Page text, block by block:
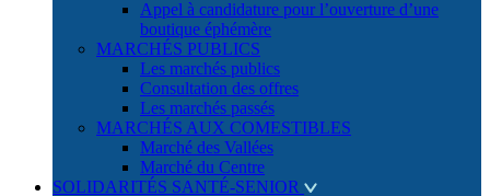
Appel à candidature pour l’ouverture d’une
boutique éphémère
MARCHÉS PUBLICS
Les marchés publics
Consultation des offres
Les marchés passés
MARCHÉS AUX COMESTIBLES
Marché des Vallées
Marché du Centre
SOLIDARITÉS SANTÉ-SENIOR